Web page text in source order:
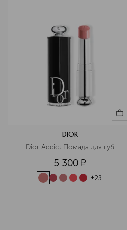
DIOR
Dior Addict Помада для губ
5 300 ¤
+23